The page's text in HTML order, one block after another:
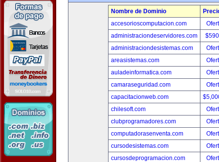
Nombre de Dominio
accesorioscomputacion.com
administraciondeservidores.com
administraciondesistemas.com
areasistemas.com
auladeinformatica.com
camaraseguridad.com
capacitacionweb.com
chilesoft.com
clubprogramadores.com
computadorasenventa.com
cursodesistemas.com
cursosdeprogramacion.com